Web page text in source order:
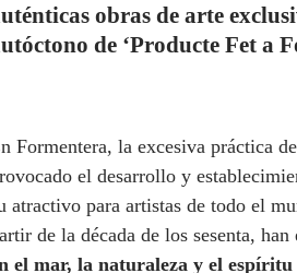
obras de arte
de ‘Producte Fet a
Formentera, la excesiva práctica
el desarrollo y
atractivo para artistas de todo el
de la década de los sesenta, han
el mar, la naturaleza y el